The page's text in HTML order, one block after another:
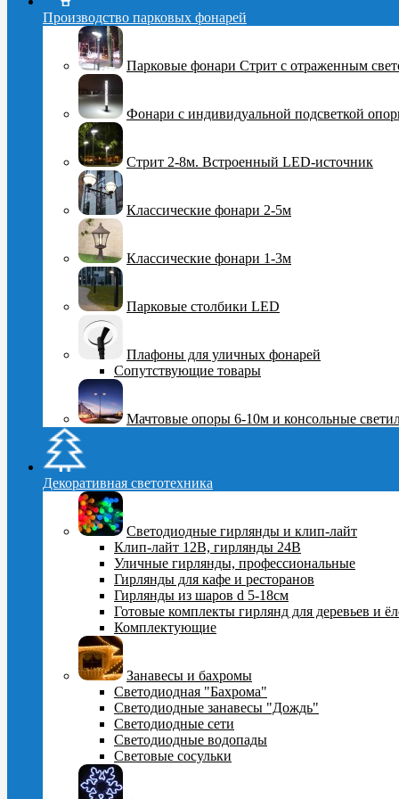
Производство парковых фонарей
Парковые фонари Стрит с отраженным
Фонари с индивидуальной подсветкой
Стрит 2-8м. Встроенный LED-источник
Классические фонари 2-5м
Классические фонари 1-3м
Парковые столбики LED
Плафоны для уличных фонарей
Сопутствующие товары
Мачтовые опоры 6-10м и консольные
Декоративная светотехника
Светодиодные гирлянды и клип-лайт
Клип-лайт 12В, гирлянды 24В
Уличные гирлянды, профессиональные
Гирлянды для кафе и ресторанов
Гирлянды из шаров d 5-18cм
Готовые комплекты гирлянд для деревьев и
Комплектующие
Занавесы и бахромы
Светодиодная "Бахрома"
Светодиодные занавесы "Дождь"
Светодиодные сети
Светодиодные водопады
Световые сосульки